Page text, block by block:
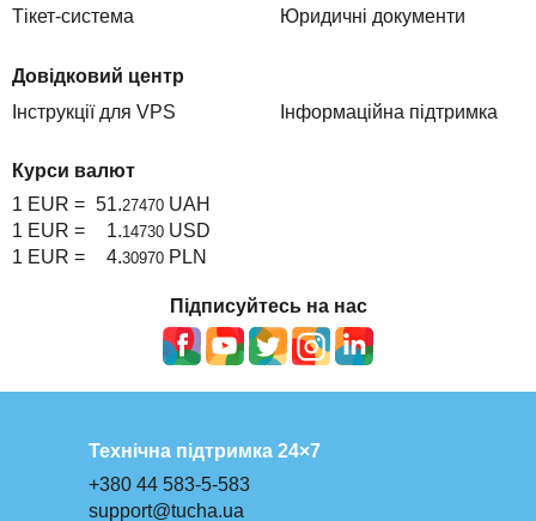
Тікет-система
Юридичні документи
Довідковий центр
Інструкції для VPS
Інформаційна підтримка
Курси валют
1 EUR = 51.27470 UAH
1 EUR =
1.14730 USD
1 EUR =
4.30970 PLN
Підписуйтесь на нас
Технічна підтримка 24×7
+380 44 583-5-583
support@tucha.ua